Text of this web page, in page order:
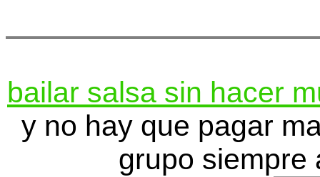
bailar salsa sin hacer
y no hay que pagar
grupo siempre